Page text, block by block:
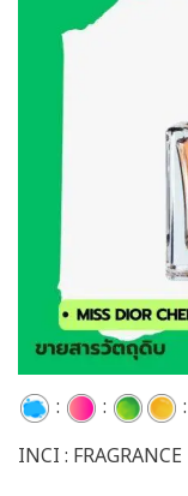
: :
:
INCI : FRAGRANCE